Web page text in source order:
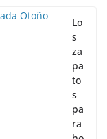
Lo
s
za
pa
to
s
pa
ra